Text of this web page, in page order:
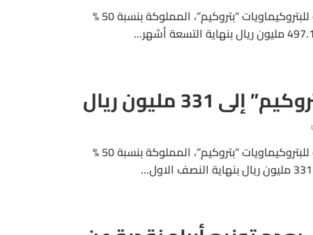
انخفضت ارباح الشركة الوطنية للبتروكيماويات “بتروكيم”، المملوكة بنسبة 50 %
331 مليون ريال
انخفضت ارباح الشركة الوطنية للبتروكيماويات “بتروكيم”، المملوكة بنسبة 50 %